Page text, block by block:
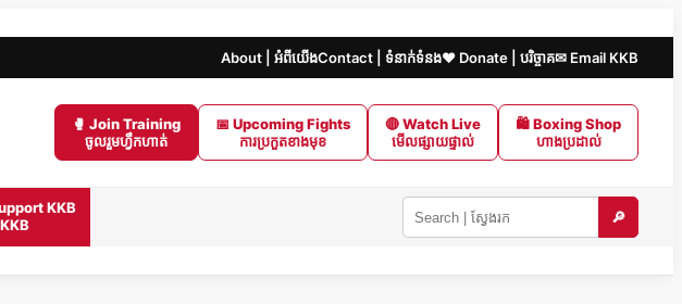
About | អំពីយើងContact | ទំនាក់ទំនង❤️ Donate | បរិច្ចាគ✉ Email KKB
🥊 Join Training
ចូលរួមហ្វឹកហាត់
📅 Upcoming Fights
ការប្រកួតខាងមុខ
🔴 Watch Live
មើលផ្សាយផ្ទាល់
🛍 Boxing Shop
ហាងប្រដាល់
KKB
KKB
Search
🔎